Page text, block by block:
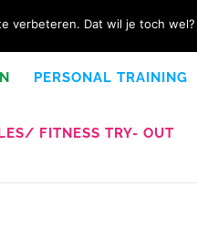
PERSONAL TRAINING
FITNESS TRY- OUT
verbeteren. Dat wil je toch wel?